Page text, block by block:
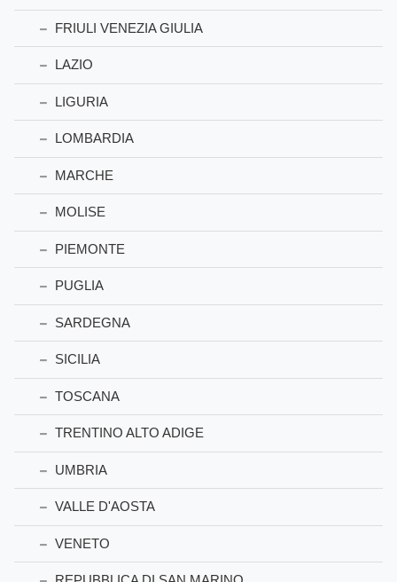
FRIULI VENEZIA GIULIA
LAZIO
LIGURIA
LOMBARDIA
MARCHE
MOLISE
PIEMONTE
PUGLIA
SARDEGNA
SICILIA
TOSCANA
TRENTINO ALTO ADIGE
UMBRIA
VALLE D'AOSTA
VENETO